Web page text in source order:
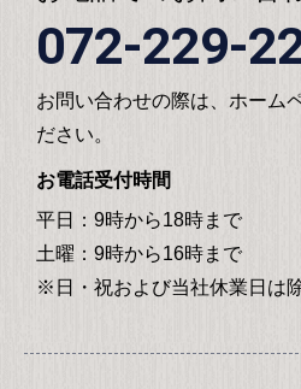
072-229-
お問い合わせの際は、ホーム
ださい。
お電話受付時間
平日：9時から18時まで
土曜：9時から16時まで
※日・祝および当社休業日は